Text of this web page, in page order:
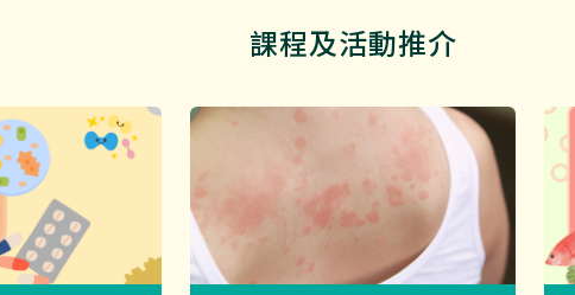
課程及活動推介